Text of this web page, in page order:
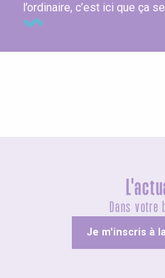
l’ordinaire, c’est ici que ça
Dans votre
Je m'inscris à